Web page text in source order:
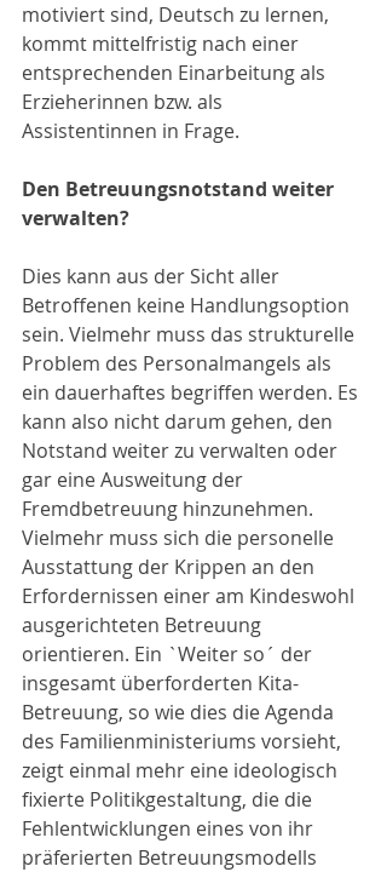
motiviert sind, Deutsch zu lernen,
kommt mittelfristig nach einer
entsprechenden Einarbeitung als
Erzieherinnen bzw. als
Assistentinnen in Frage.
Den Betreuungsnotstand weiter
verwalten?
Dies kann aus der Sicht aller
Betroffenen keine Handlungsoption
sein. Vielmehr muss das strukturelle
Problem des Personalmangels als
ein dauerhaftes begriffen werden. Es
kann also nicht darum gehen, den
Notstand weiter zu verwalten oder
gar eine Ausweitung der
Fremdbetreuung hinzunehmen.
Vielmehr muss sich die personelle
Ausstattung der Krippen an den
Erfordernissen einer am Kindeswohl
ausgerichteten Betreuung
orientieren. Ein `Weiter so´ der
insgesamt überforderten Kita-
Betreuung, so wie dies die Agenda
des Familienministeriums vorsieht,
zeigt einmal mehr eine ideologisch
fixierte Politikgestaltung, die die
Fehlentwicklungen eines von ihr
präferierten Betreuungsmodells